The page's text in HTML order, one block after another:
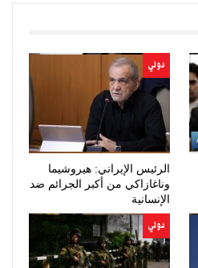
دولي
الرئيس الإيراني: هيروشيما
وناغازاكي من أكبر الجرائم ضد
الإنسانية
دولي